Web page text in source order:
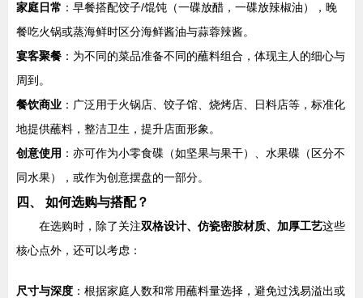
家庭日常 ：早餐搭配饺子/馄饨（一碟放醋，一碟放辣椒油），晚
餐吃火锅或蒸海鲜时区分海鲜酱油与蒜蓉辣酱。
宴客聚餐 ：为不同的菜品准备不同的蘸料组合，体现主人的细心与
周到。
餐饮商业 ：广泛用于火锅店、饺子馆、烧烤店、日料店等，标准化
地提供蘸料，整洁卫生，提升店面形象。
创意使用 ：亦可作为小零食碟（如坚果与果干）、水果碟（区分不
同水果），或作为创意摆盘的一部分。
四、 如何选购与搭配？
在选购时，除了关注双格设计、仿瓷密胺材质、加厚工艺这些
核心点外，还可以考虑：
尺寸与深度 ：根据家庭人数和常用蘸料量选择，避免过浅易溢出或